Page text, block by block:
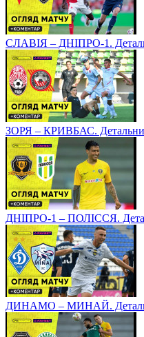
СЛАВІЯ – ДНІПРО-1.
ЗОРЯ – КРИВБАС.
ДНІПРО-1 – ПОЛІССЯ.
ДИНАМО – МИНАЙ.